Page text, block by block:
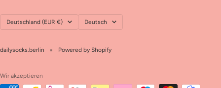
Land/Region
Deutschland (EUR €) Sprache
Deutsch
dailysocks.berlin Powered by Shopify
Wir akzeptieren